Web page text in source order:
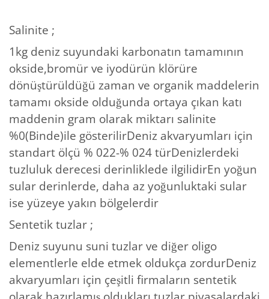
Salinite ;
1kg deniz suyundaki karbonatın tamamının
okside,bromür ve iyodürün klörüre
dönüştürüldüğü zaman ve organik maddelerin
tamamı okside olduğunda ortaya çıkan katı
maddenin gram olarak miktarı salinite
%0(Binde)ile gösterilirDeniz akvaryumları için
standart ölçü % 022-% 024 türDenizlerdeki
tuzluluk derecesi derinliklede ilgilidirEn yoğun
sular derinlerde, daha az yoğunluktaki sular
ise yüzeye yakın bölgelerdir
Sentetik tuzlar ;
Deniz suyunu suni tuzlar ve diğer oligo
elementlerle elde etmek oldukça zordurDeniz
akvaryumları için çeşitli firmaların sentetik